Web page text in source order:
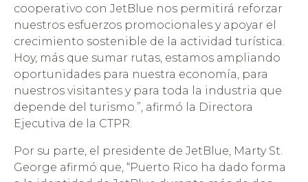
cooperativo con JetBlue nos permitirá reforzar
nuestros esfuerzos promocionales y apoyar el
crecimiento sostenible de la actividad turística.
Hoy, más que sumar rutas, estamos ampliando
oportunidades para nuestra economía, para
nuestros visitantes y para toda la industria que
depende del turismo.”, afirmó la Directora
Ejecutiva de la CTPR.
Por su parte, el presidente de JetBlue, Marty St.
George afirmó que, “Puerto Rico ha dado forma